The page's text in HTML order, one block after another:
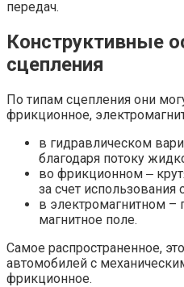
передач.
Конструктивные
сцепления
По типам сцепления они
фрикционное,
в гидравлическом
благодаря потоку
во фрикционном ‒
за счет использования
в электромагнитном –
магнитное поле.
Самое распространенное,
автомобилей с
фрикционное.